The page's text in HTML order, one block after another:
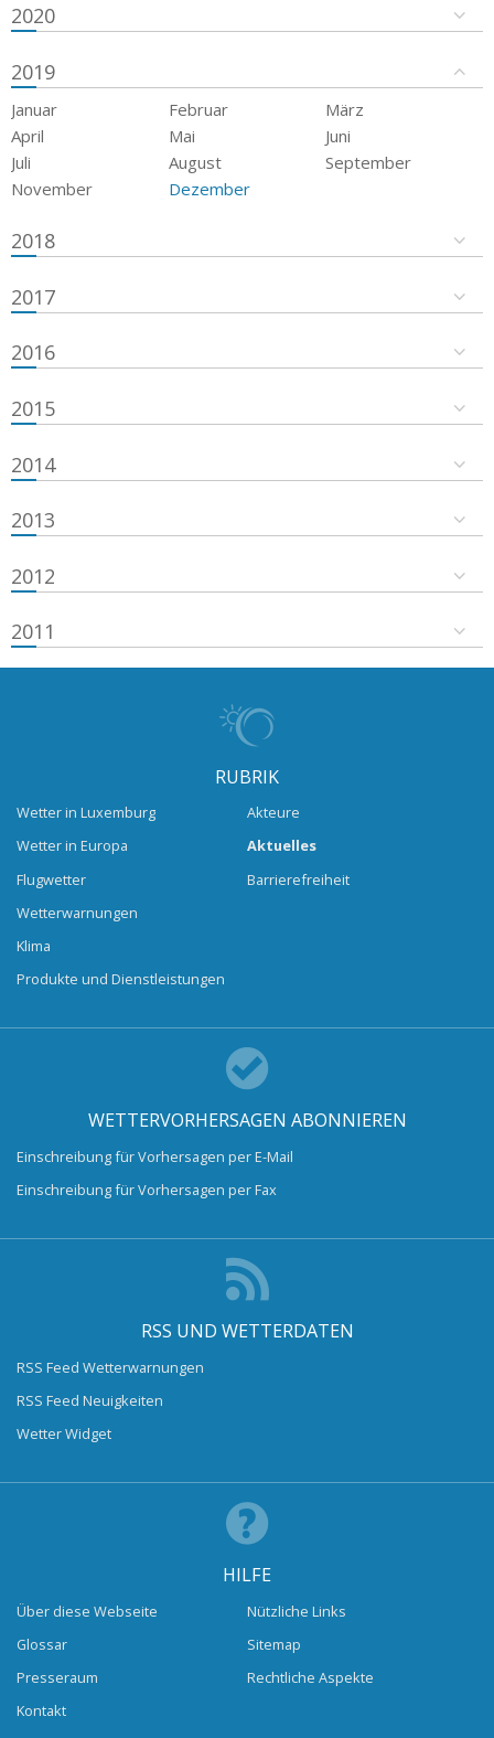
2020
2019
Januar Februar
März
April
Mai
Juni
Juli
August
September
November
Dezember
2018
2017
2016
2015
2014
2013
2012
2011
RUBRIK
Wetter in Luxemburg
Wetter in Europa
Flugwetter
Wetterwarnungen
Klima
Produkte und Dienstleistungen
Akteure
Aktuelles
Barrierefreiheit
WETTERVORHERSAGEN ABONNIEREN
Einschreibung für Vorhersagen per E-Mail
Einschreibung für Vorhersagen per Fax
RSS UND WETTERDATEN
RSS Feed Wetterwarnungen
RSS Feed Neuigkeiten
Wetter Widget
HILFE
Über diese Webseite
Glossar
Presseraum
Kontakt
Nützliche Links
Sitemap
Rechtliche Aspekte